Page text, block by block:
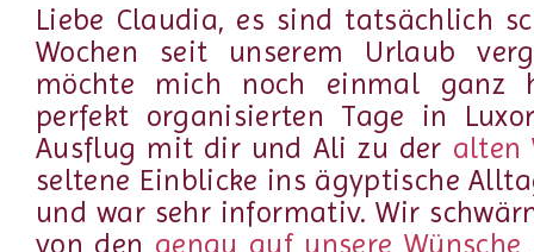
Liebe Claudia, es sind tatsächlich
Wochen seit unserem Urlaub
möchte mich noch einmal ganz
perfekt organisierten Tage in
Ausflug mit dir und Ali zu der alten
seltene Einblicke ins ägyptische
und war sehr informativ. Wir
von den genau auf unsere